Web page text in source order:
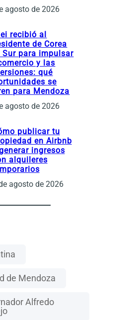
agosto de 2026
recibió al
de Corea
Sur para impulsar
y las
qué
se
para Mendoza
agosto de 2026
publicar tu
en Airbnb
ingresos
alquileres
agosto de 2026
de Mendoza
Alfredo